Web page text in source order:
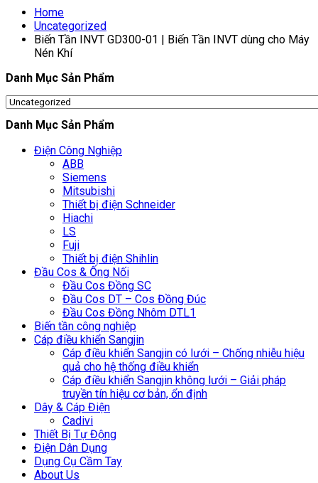
Home
Uncategorized
Biến Tần INVT GD300-01 | Biến Tần INVT dùng cho Máy
Nén Khí
Danh Mục Sản Phẩm
Danh Mục Sản Phẩm
Điện Công Nghiệp
ABB
Siemens
Mitsubishi
Thiết bị điện Schneider
Hiachi
LS
Fuji
Thiết bị điện Shihlin
Đầu Cos & Ống Nối
Đầu Cos Đồng SC
Đầu Cos DT – Cos Đồng Đúc
Đầu Cos Đồng Nhôm DTL1
Biến tần công nghiệp
Cáp điều khiển Sangjin
Cáp điều khiển Sangjin có lưới – Chống nhiễu hiệu
quả cho hệ thống điều khiển
Cáp điều khiển Sangjin không lưới – Giải pháp
truyền tín hiệu cơ bản, ổn định
Dây & Cáp Điện
Cadivi
Thiết Bị Tự Động
Điện Dân Dụng
Dụng Cụ Cầm Tay
About Us